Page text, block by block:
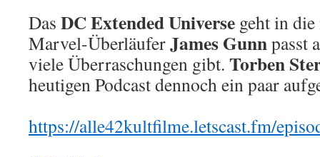
Das DC Extended Universe geht in die
Marvel-ÜberläuferJames Gunnpasst
viele Überraschungen gibt. Torben
heutigen Podcast dennoch ein paar
https://alle42kultfilme.letscast.fm/